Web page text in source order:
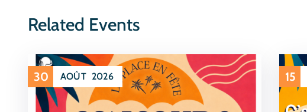
Related Events
30 AOÛT 2026 15